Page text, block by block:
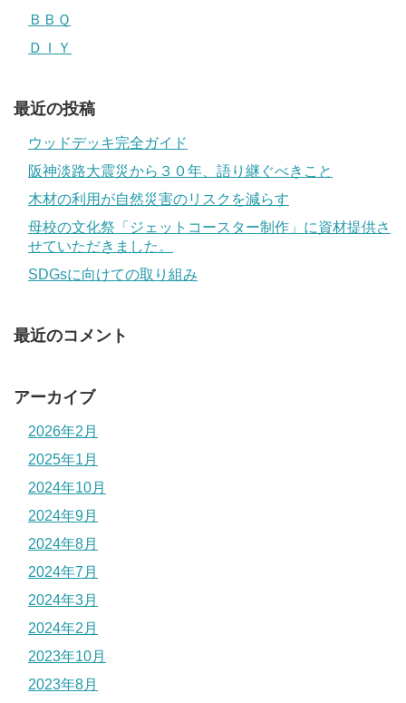
ＢＢＱ
ＤＩＹ
最近の投稿
ウッドデッキ完全ガイド
阪神淡路大震災から３０年、語り継ぐべきこと
木材の利用が自然災害のリスクを減らす
母校の文化祭「ジェットコースター制作」に資材提供さ
せていただきました。
SDGsに向けての取り組み
最近のコメント
アーカイブ
2026年2月
2025年1月
2024年10月
2024年9月
2024年8月
2024年7月
2024年3月
2024年2月
2023年10月
2023年8月